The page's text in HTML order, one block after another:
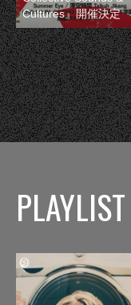
Cultures』開催決定
PLAYLIST